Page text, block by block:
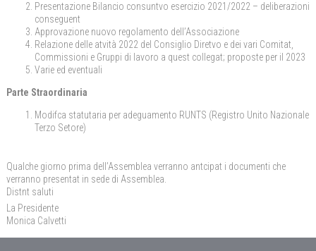
Presentazione Bilancio consuntvo esercizio 2021/2022 – deliberazioni
conseguent
Approvazione nuovo regolamento dell’Associazione
Relazione delle atvità 2022 del Consiglio Diretvo e dei vari Comitat,
Commissioni e Gruppi di lavoro a quest collegat; proposte per il 2023
Varie ed eventuali
Parte Straordinaria
Modifca statutaria per adeguamento RUNTS (Registro Unito Nazionale
Terzo Setore)
Qualche giorno prima dell’Assemblea verranno antcipat i documenti che
verranno presentat in sede di Assemblea.
Distnt saluti
La Presidente
Monica Calvetti